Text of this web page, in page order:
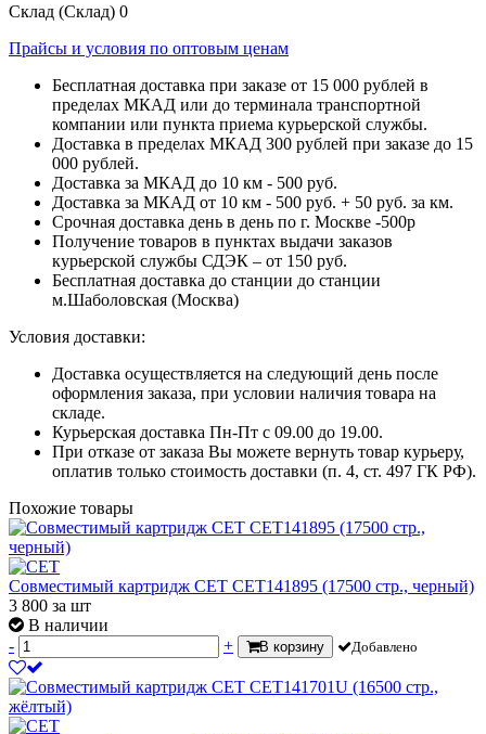
Склад (Склад) 0
Прайсы и условия по оптовым ценам
Бесплатная доставка при заказе от 15 000 рублей в
пределах МКАД или до терминала транспортной
компании или пункта приема курьерской службы.
Доставка в пределах МКАД 300 рублей при заказе до 15
000 рублей.
Доставка за МКАД до 10 км - 500 руб.
Доставка за МКАД от 10 км - 500 руб. + 50 руб. за км.
Срочная доставка день в день по г. Москве -500р
Получение товаров в пунктах выдачи заказов
курьерской службы СДЭК – от 150 руб.
Бесплатная доставка до станции до станции
м.Шаболовская (Москва)
Условия доставки:
Доставка осуществляется на следующий день после
оформления заказа, при условии наличия товара на
складе.
Курьерская доставка Пн-Пт с 09.00 до 19.00.
При отказе от заказа Вы можете вернуть товар курьеру,
оплатив только стоимость доставки (п. 4, ст. 497 ГК РФ).
Похожие товары
Совместимый картридж CET CET141895 (17500 стр., черный)
3 800 за шт
В наличии
-
+ В корзину Добавлено